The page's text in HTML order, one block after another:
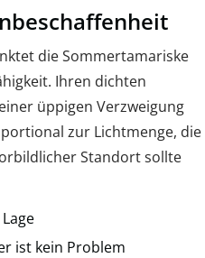
die Sommertamariske
Ihren dichten
üppigen Verzweigung
zur Lichtmenge, die
Standort sollte
ist kein Problem